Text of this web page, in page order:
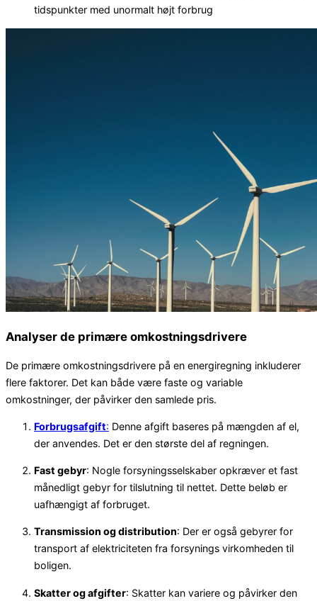
tidspunkter med unormalt højt forbrug
Analyser de primære omkostningsdrivere
De primære omkostningsdrivere på en energiregning inkluderer
flere faktorer. Det kan både være faste og variable
omkostninger, der påvirker den samlede pris.
Forbrugsafgift: Denne afgift baseres på mængden af el,
der anvendes. Det er den største del af regningen.
Fast gebyr: Nogle forsyningsselskaber opkræver et fast
månedligt gebyr for tilslutning til nettet. Dette beløb er
uafhængigt af forbruget.
Transmission og distribution: Der er også gebyrer for
transport af elektriciteten fra forsynings virkomheden til
boligen.
Skatter og afgifter: Skatter kan variere og påvirker den